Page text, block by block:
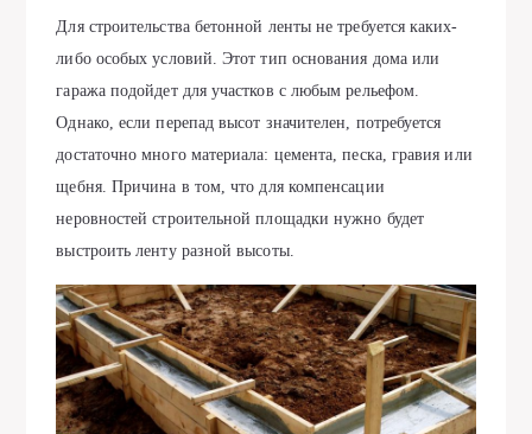
Для строительства бетонной ленты не требуется каких-
либо особых условий. Этот тип основания дома или
гаража подойдет для участков с любым рельефом.
Однако, если перепад высот значителен, потребуется
достаточно много материала: цемента, песка, гравия или
щебня. Причина в том, что для компенсации
неровностей строительной площадки нужно будет
выстроить ленту разной высоты.